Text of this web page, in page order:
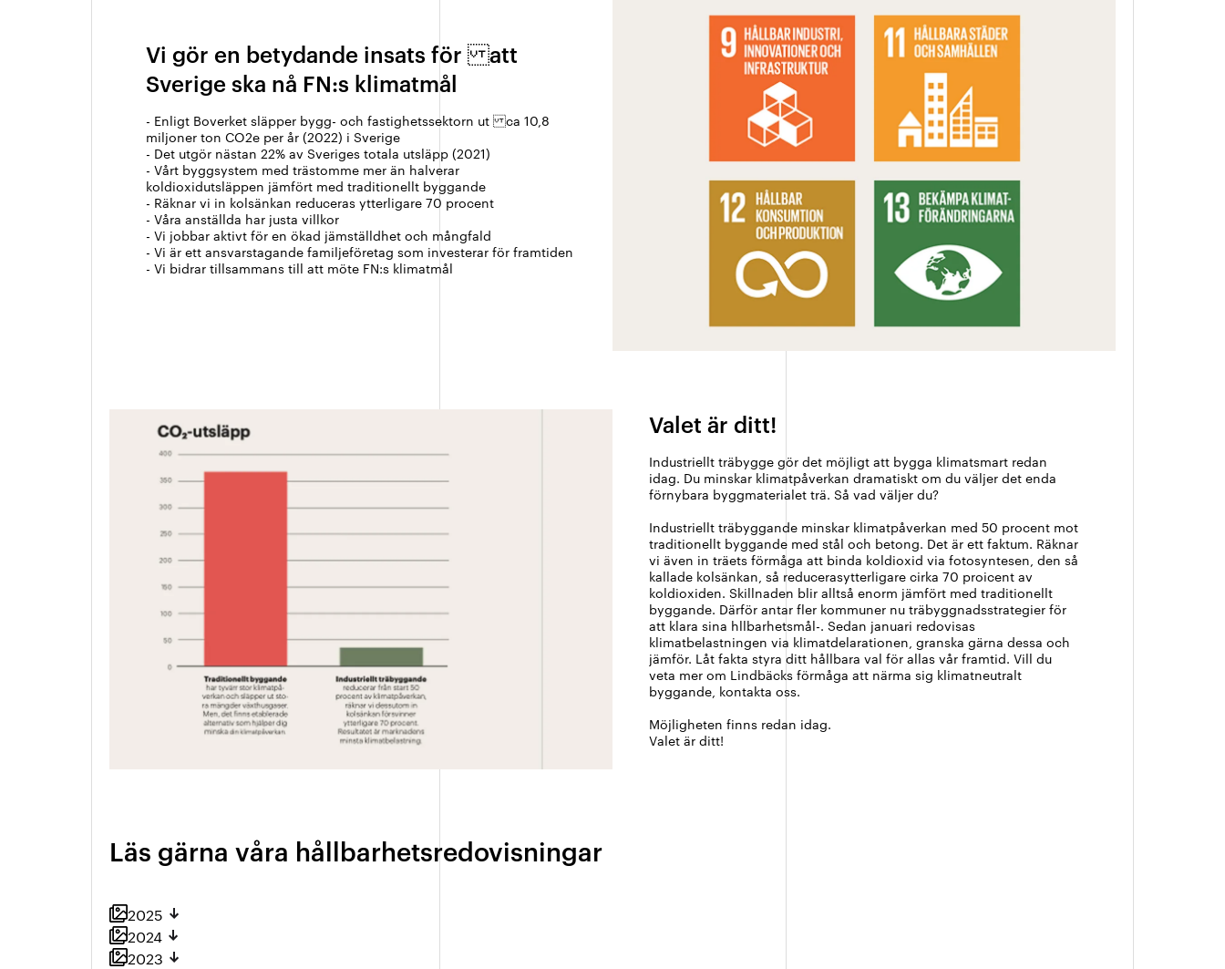
Vi gör en betydande insats för att
Sverige ska nå FN:s klimatmål
- Enligt Boverket släpper bygg- och fastighetssektorn ut ca 10,8
miljoner ton CO2e per år (2022) i Sverige
- Det utgör nästan 22% av Sveriges totala utsläpp (2021)
- Vårt byggsystem med trästomme mer än halverar
koldioxidutsläppen jämfört med traditionellt byggande
- Räknar vi in kolsänkan reduceras ytterligare 70 procent
- Våra anställda har justa villkor
- Vi jobbar aktivt för en ökad jämställdhet och mångfald
- Vi är ett ansvarstagande familjeföretag som investerar för framtiden
- Vi bidrar tillsammans till att möte FN:s klimatmål
Valet är ditt!
Industriellt träbygge gör det möjligt att bygga klimatsmart redan
idag. Du minskar klimatpåverkan dramatiskt om du väljer det enda
förnybara byggmaterialet trä. Så vad väljer du?
Industriellt träbyggande minskar klimatpåverkan med 50 procent mot
traditionellt byggande med stål och betong. Det är ett faktum. Räknar
vi även in träets förmåga att binda koldioxid via fotosyntesen, den så
kallade kolsänkan, så reducerasytterligare cirka 70 proicent av
koldioxiden. Skillnaden blir alltså enorm jämfört med traditionellt
byggande. Därför antar fler kommuner nu träbyggnadsstrategier för
att klara sina hllbarhetsmål-. Sedan januari redovisas
klimatbelastningen via klimatdelarationen, granska gärna dessa och
jämför. Låt fakta styra ditt hållbara val för allas vår framtid. Vill du
veta mer om Lindbäcks förmåga att närma sig klimatneutralt
byggande, kontakta oss.
Möjligheten finns redan idag.
Valet är ditt!
Läs gärna våra hållbarhetsredovisningar
2025
2024
2023